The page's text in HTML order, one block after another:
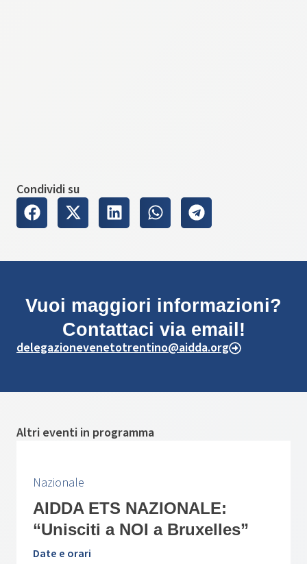
Condividi su
Vuoi maggiori informazioni?
Contattaci via email!
delegazionevenetotrentino@aidda.org
Altri eventi in programma
Nazionale
AIDDA ETS NAZIONALE:
“Unisciti a NOI a Bruxelles”
Date e orari